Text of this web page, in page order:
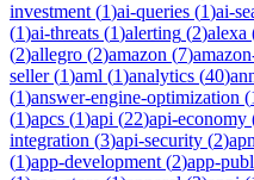
investment (1)ai-queries (1)ai-
(1)ai-threats (1)alerting (2)alexa
(2)allegro (2)amazon (7)
seller(1)aml (1)analytics (40)
(1)answer-engine-optimization (
(1)apcs (1)api (22)api-economy
integration (3)api-security (2)
(1)app-development (2)app-